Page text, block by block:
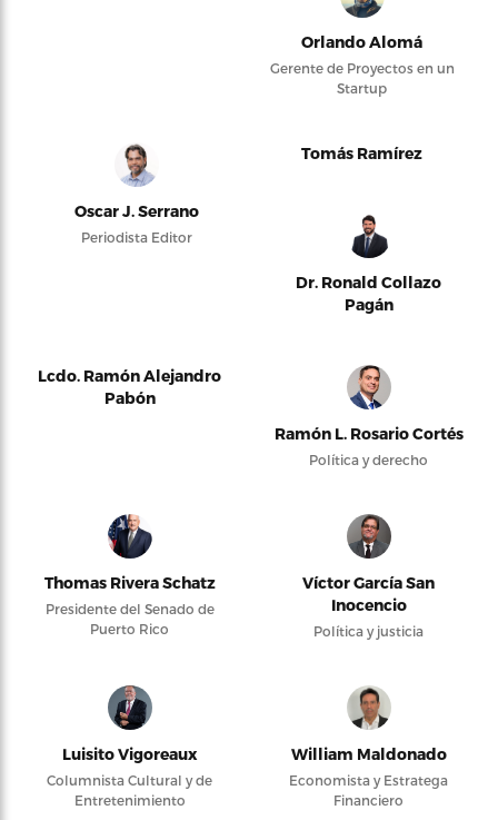
Orlando Alomá
Gerente de Proyectos en un
Startup
Oscar J. Serrano
Periodista Editor
Tomás Ramírez
Dr. Ronald Collazo
Pagán
Lcdo. Ramón Alejandro
Pabón
Ramón L. Rosario Cortés
Política y derecho
Thomas Rivera Schatz
Presidente del Senado de
Puerto Rico
Víctor García San
Inocencio
Política y justicia
Luisito Vigoreaux
Columnista Cultural y de
Entretenimiento
William Maldonado
Economista y Estratega
Financiero